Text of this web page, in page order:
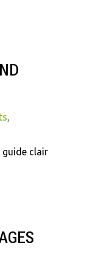
,
guide clair